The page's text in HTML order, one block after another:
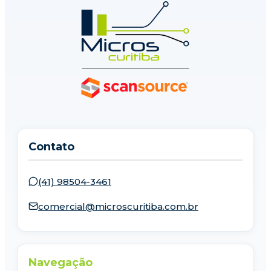
Contato
(41) 98504-3461
comercial@microscuritiba.com.br
Navegação